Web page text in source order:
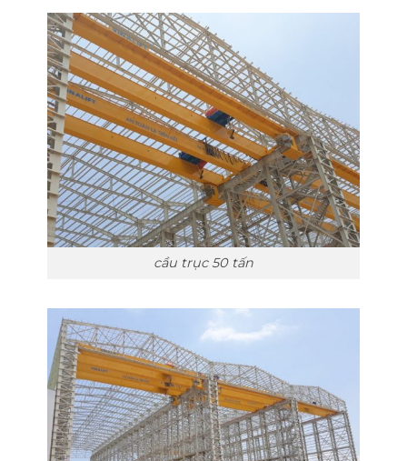
cầu trục 50 tấn